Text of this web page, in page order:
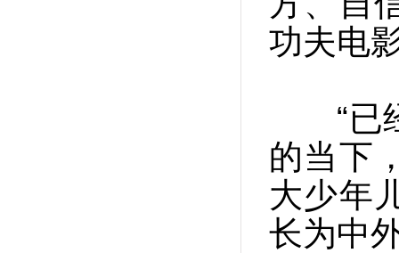
功夫电
“已经
的当下
大少年
长为中